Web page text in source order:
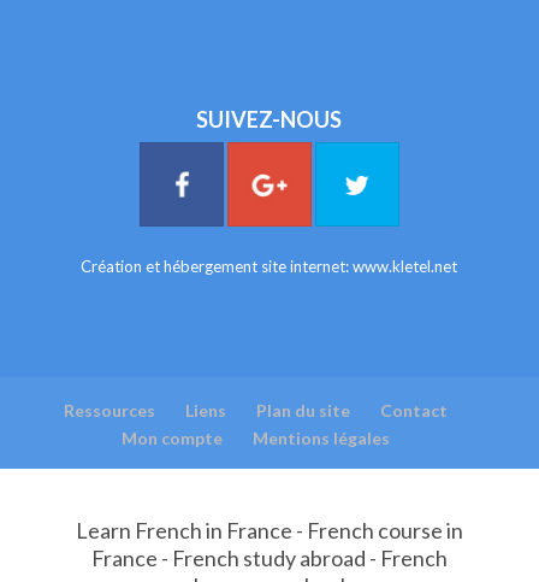
SUIVEZ-NOUS
Création et hébergement site internet:www.kletel.net
Ressources Liens Plan du site
Contact
Mon compte
Mentions légales
Learn French in France - French course in
France - French study abroad - French